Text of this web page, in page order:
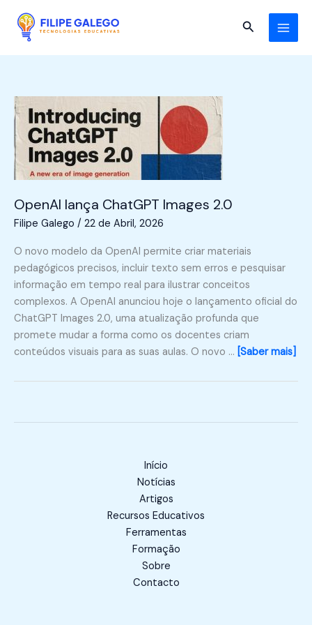
content
Search
OpenAI lança ChatGPT Images 2.0
Filipe Galego / 22 de Abril, 2026
O novo modelo da OpenAI permite criar materiais
pedagógicos precisos, incluir texto sem erros e pesquisar
informação em tempo real para ilustrar conceitos
complexos. A OpenAI anunciou hoje o lançamento oficial do
ChatGPT Images 2.0, uma atualização profunda que
promete mudar a forma como os docentes criam
conteúdos visuais para as suas aulas. O novo … [Saber mais]
Início
Notícias
Artigos
Recursos Educativos
Ferramentas
Formação
Sobre
Contacto